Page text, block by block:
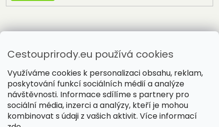
Cestouprirody.eu používá cookies
Využíváme cookies k personalizaci obsahu, reklam,
poskytování funkcí sociálních médií a analýze
návštěvnosti. Informace sdílíme s partnery pro
sociální média, inzerci a analýzy, kteří je mohou
kombinovat s údaji z vašich aktivit. Více informací
Vytvořil Shoptet